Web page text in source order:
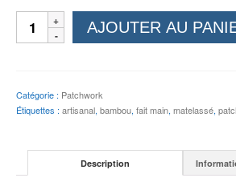
quantité
de
Plaid
Cabin
rose
AJOUTER AU
Catégorie : Patchwork
Étiquettes : artisanal, bambou, fait main, matelassé,
Description